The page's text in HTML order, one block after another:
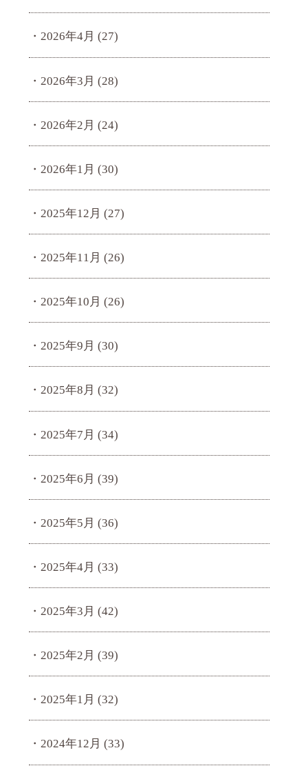
2026年4月 (27)
2026年3月 (28)
2026年2月 (24)
2026年1月 (30)
2025年12月 (27)
2025年11月 (26)
2025年10月 (26)
2025年9月 (30)
2025年8月 (32)
2025年7月 (34)
2025年6月 (39)
2025年5月 (36)
2025年4月 (33)
2025年3月 (42)
2025年2月 (39)
2025年1月 (32)
2024年12月 (33)